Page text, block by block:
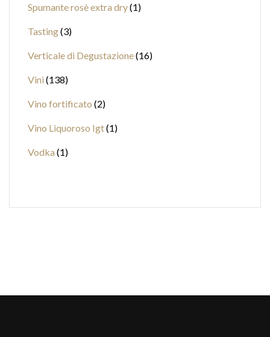
Spumante rosè extra dry 1
Tasting 3
Verticale di Degustazione 16
Vini 138
Vino fortificato 2
Vino Liquoroso Igt 1
Vodka 1